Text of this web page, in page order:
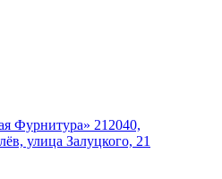
Фурнитура» 212040,
улица Залуцкого, 21